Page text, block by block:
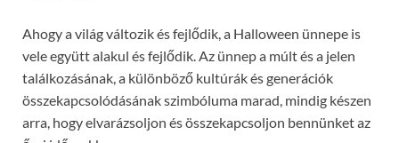
Ahogy a világ változik és fejlődik, a Halloween ünnepe is
vele együtt alakul és fejlődik. Az ünnep a múlt és a jelen
találkozásának, a különböző kultúrák és generációk
összekapcsolódásának szimbóluma marad, mindig készen
arra, hogy elvarázsoljon és összekapcsoljon bennünket az